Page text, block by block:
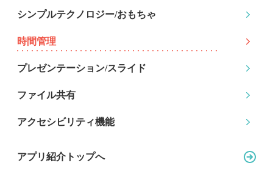
シンプルテクノロジー/おもちゃ
時間管理
プレゼンテーション/スライド
ファイル共有
アクセシビリティ機能
アプリ紹介トップへ